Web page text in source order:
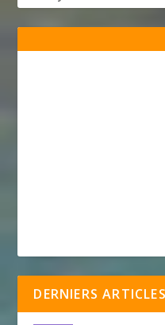
DERNIERS ARTICLES